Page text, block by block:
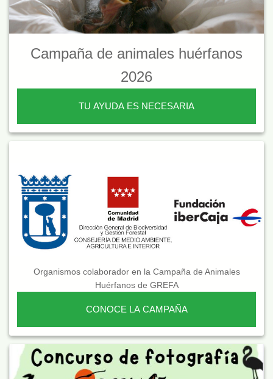
Campaña de animales huérfanos
2026
TU AYUDA ES NECESARIA
Organismos colaborador en la Campaña de Animales
Huérfanos de GREFA
CONOCE LA CAMPAÑA